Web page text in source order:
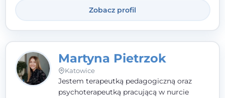
Zobacz profil
Martyna Pietrzok
Katowice
Jestem terapeutką pedagogiczną oraz
psychoterapeutką pracującą w nurcie